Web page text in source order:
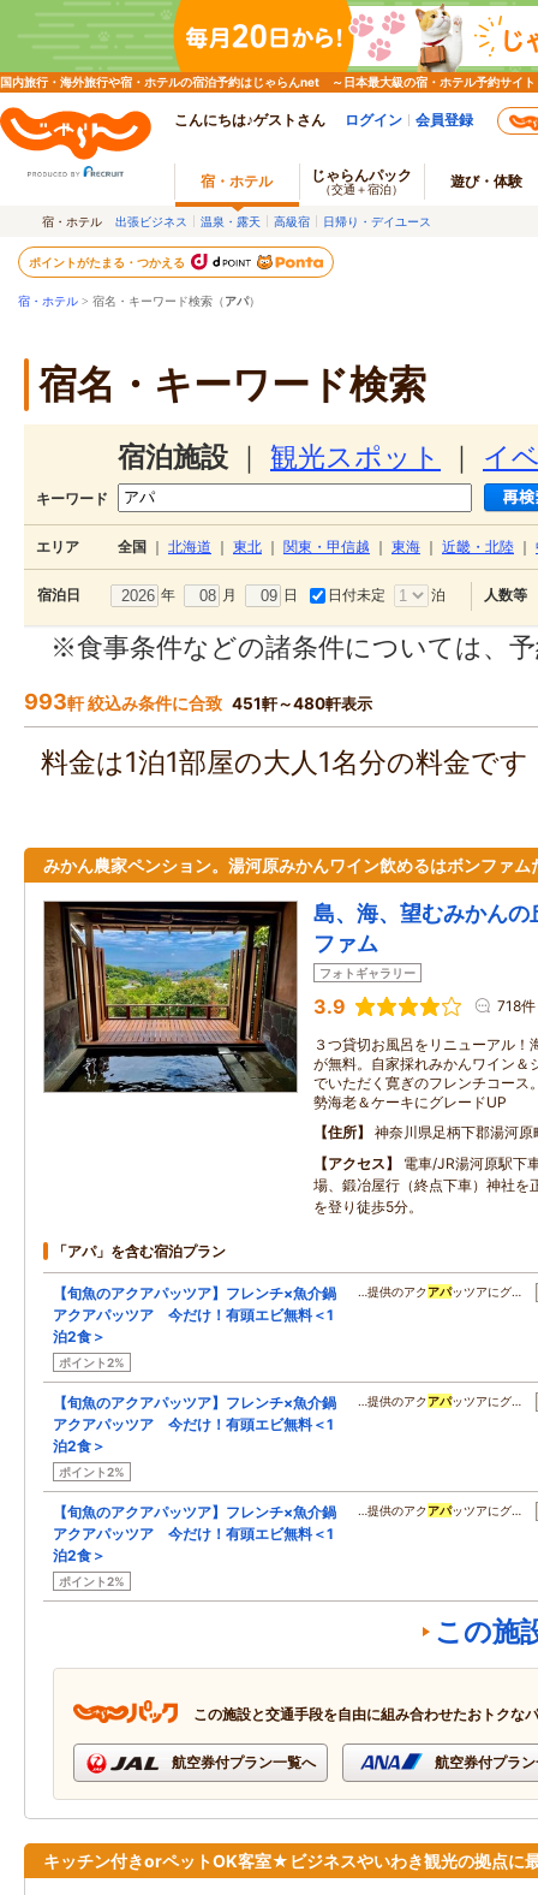
国内旅行・海外旅行や宿・ホテルの宿泊予約はじゃらんnet ～日本最大級の宿・ホテル予約サイト
こんにちは♪ゲストさん ログイン 会員登録
宿・ホテル じゃらんパック
（交通＋宿泊） 遊び・体験
宿・ホテル 出張ビジネス 温泉・露天 高級宿 日帰り・デイユース
ポイントがたまる・つかえる
宿・ホテル > 宿名・キーワード検索（アパ）
宿名・キーワード検索
宿泊施設 観光スポット イ
キーワード
エリア 全国 北海道 東北 関東・甲信越 東海 近畿・北陸
宿泊日 年 月 日 日付未定 泊 人数等
※食事条件などの諸条件については、
993軒 絞込み条件に合致 451軒～480軒表示
料金は1泊1部屋の大人1名分の料金で
みかん農家ペンション。湯河原みかんワイン飲めるはボンファム
島、海、望むみかん
ファム
フォトギャラリー
3.9 718件
３つ貸切お風呂をリニューアル！
が無料。自家採れみかんワイン＆
でいただく寛ぎのフレンチコース
勢海老＆ケーキにグレードUP
住所
神奈川県足柄下郡湯河
アクセス
電車/JR湯河原駅下
場、鍛冶屋行（終点下車）神社を
を登り徒歩5分。
「アパ」を含む宿泊プラン
【旬魚のアクアパッツア】フレンチ×魚介鍋
アクアパッツア 今だけ！有頭エビ無料＜1
泊2食＞
ポイント2%
…提供のアクアパッツアにグ…
【旬魚のアクアパッツア】フレンチ×魚介鍋
アクアパッツア 今だけ！有頭エビ無料＜1
泊2食＞
ポイント2%
…提供のアクアパッツアにグ…
【旬魚のアクアパッツア】フレンチ×魚介鍋
アクアパッツア 今だけ！有頭エビ無料＜1
泊2食＞
ポイント2%
…提供のアクアパッツアにグ…
この施
この施設と交通手段を自由に組み合わせたおトクな
航空券付プラン一覧へ 航空券付プラ
キッチン付きorペットOK客室★ビジネスやいわき観光の拠点に